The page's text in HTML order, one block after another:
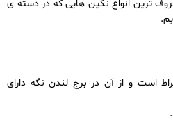
ترین انواع نگین هایی که در دسته ی
دارای وزن 530.20 قیراط است و از آن در برج لندن نگه دارای